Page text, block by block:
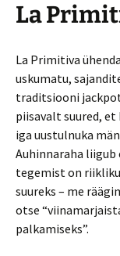
La
La Primitiva
uskumatu,
traditsiooni
piisavalt suured, et
iga uustulnuka
Auhinnaraha liigub
tegemist on
suureks – me
otse
palkamiseks”.